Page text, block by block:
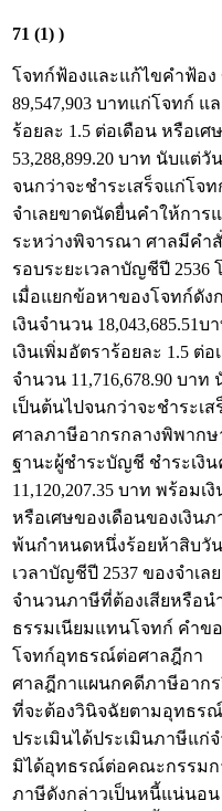
71 (1) )
โจทก์ฟ้องและแก้ไขคำฟ้อง
89,547,903 บาทแก่โจทก์ แ
ร้อยละ 1.5 ต่อเดือน หรือเ
53,288,899.20 บาท นับแต่
จนกว่าจะชำระเสร็จแก่โจ
จำเลยขาดนัดยื่นคำให้กา
ระหว่างพิจารณา ศาลมีคำ
รอบระยะเวลาบัญชีปี 2536
เมื่อแยกข้อหาของโจทก์ดัง
เงินจำนวน 18,043,685.51
เงินเพิ่มอัตราร้อยละ 1.5 ต่
จำนวน 11,716,678.90 บา
เป็นต้นไปจนกว่าจะชำระเ
ศาลภาษีอากรกลางพิพากษ
ฐานะผู้ชำระบัญชี ชำระเงิ
11,120,207.35 บาท พร้อม
หรือเศษของเดือนของเงิน
พ้นกำหนดหนึ่งร้อยห้าสิบวั
เวลาบัญชีปี 2537 ของจำเ
จำนวนภาษีที่ต้องเสียหรือน
ธรรมเนียมแทนโจทก์ คำข
โจทก์อุทธรณ์ต่อศาลฎีกา
ศาลฎีกาแผนกคดีภาษีอาก
ที่จะต้องวินิจฉัยตามอุทธร
ประเมินได้ประเมินภาษีแก่จ
มิได้อุทธรณ์ต่อคณะกรรม
ภาษีดังกล่าวเป็นหนี้แน่นอน